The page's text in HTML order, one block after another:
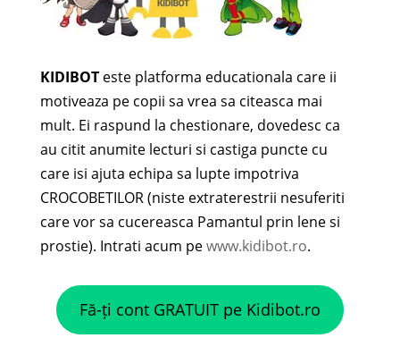
KIDIBOTeste platforma educationala care ii
motiveaza pe copii sa vrea sa citeasca mai
mult. Ei raspund la chestionare, dovedesc ca
au citit anumite lecturi si castiga puncte cu
care isi ajuta echipa sa lupte impotriva
CROCOBETILOR (niste extraterestrii nesuferiti
care vor sa cucereasca Pamantul prin lene si
prostie). Intrati acum pewww.kidibot.ro.
Fă-ți cont GRATUIT pe Kidibot.ro